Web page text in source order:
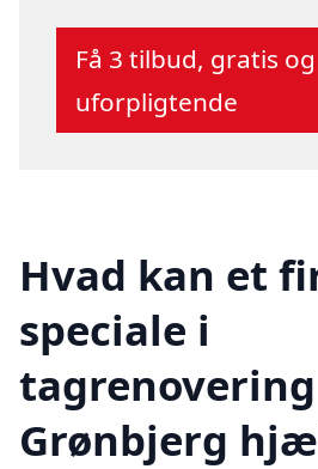
Få 3 tilbud, gratis og
uforpligtende
Hvad kan et
speciale i
Grønbjerg